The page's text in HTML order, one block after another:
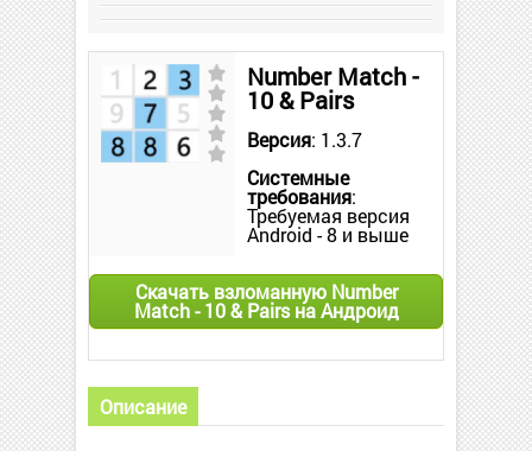
Number Match -
10 & Pairs
Версия: 1.3.7
Системные
требования:
Требуемая версия
Android - 8 и выше
Скачать взломанную Number
Match - 10 & Pairs на Андроид
Описание